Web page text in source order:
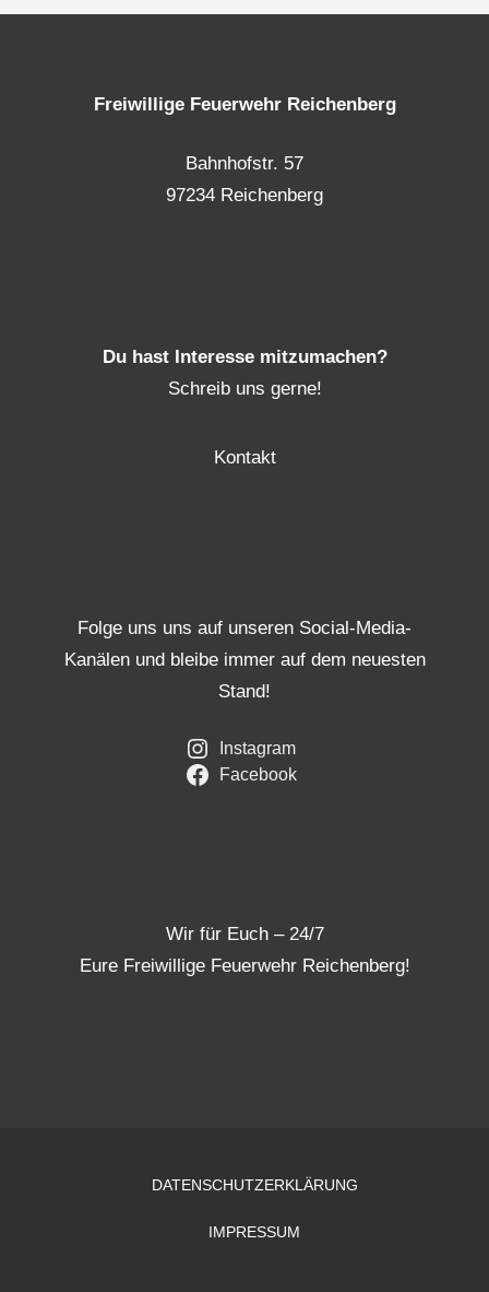
Freiwillige Feuerwehr Reichenberg
Bahnhofstr. 57
97234 Reichenberg
Du hast Interesse mitzumachen?
Schreib uns gerne!
Kontakt
Folge uns uns auf unseren Social-Media-
Kanälen und bleibe immer auf dem neuesten
Stand!
Instagram
Facebook
Wir für Euch – 24/7
Eure Freiwillige Feuerwehr Reichenberg!
DATENSCHUTZERKLÄRUNG
IMPRESSUM